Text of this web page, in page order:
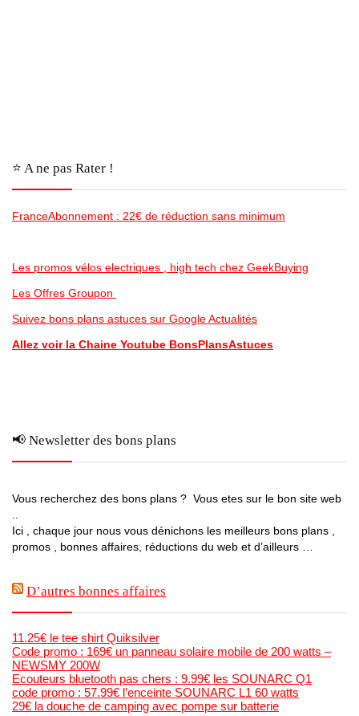
⭐️ A ne pas Rater !
FranceAbonnement : 22€ de réduction sans minimum
Les promos vélos electriques , high tech chez GeekBuying
Les Offres Groupon
Suivez bons plans astuces sur Google Actualités
Allez voir la Chaine Youtube BonsPlansAstuces
📢 Newsletter des bons plans
Vous recherchez des bons plans ? Vous etes sur le bon site web
..
Ici , chaque jour nous vous dénichons les meilleurs bons plans ,
promos , bonnes affaires, réductions du web et d’ailleurs …
D’autres bonnes affaires
11.25€ le tee shirt Quiksilver
Code promo : 169€ un panneau solaire mobile de 200 watts –
NEWSMY 200W
Ecouteurs bluetooth pas chers : 9.99€ les SOUNARC Q1
code promo : 57.99€ l’enceinte SOUNARC L1 60 watts
29€ la douche de camping avec pompe sur batterie